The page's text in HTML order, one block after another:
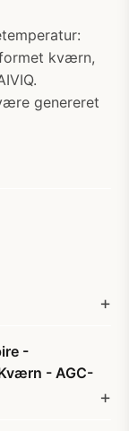
kværn,
genereret
-
- AGC-